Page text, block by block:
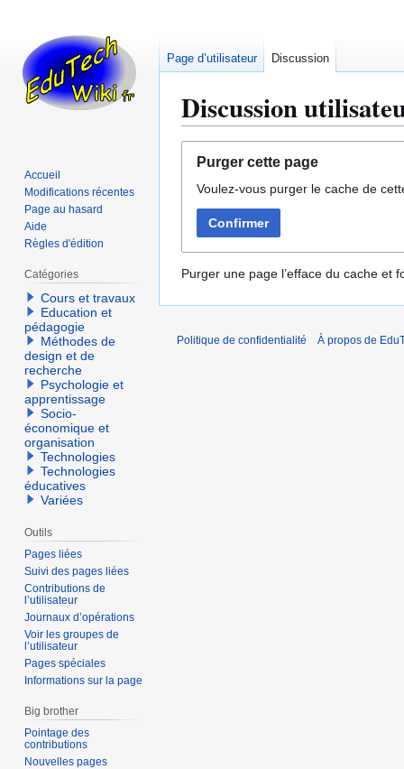
Discussion
navigation
recherche
Purger cette page
Voulez-vous purger le cache de
Confirmer
Purger une page l’efface du cache et
Page d’utilisateur Discussion
Accueil
Modifications récentes
Page au hasard
Aide
Règles d'édition
Catégories
Cours et travaux
Education et
pédagogie
Méthodes de
design et de
recherche
Psychologie et
apprentissage
Socio-
économique et
organisation
Technologies
Technologies
éducatives
Variées
Outils
Pages liées
Suivi des pages liées
Contributions de
l’utilisateur
Journaux d’opérations
Voir les groupes de
l’utilisateur
Pages spéciales
Informations sur la page
Big brother
Pointage des
contributions
Nouvelles pages
Politique de confidentialité À propos de